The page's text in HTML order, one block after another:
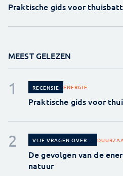
Praktische gids voor
MEEST GELEZEN
RECENSIE ENERGIE
Praktische gids voor
VIJF VRAGEN OVER...
De gevolgen van de
natuur